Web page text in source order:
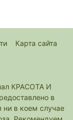
Карта сайта
КРАСОТА И
в
в коем случае